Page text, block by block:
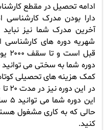
ادامه تحصیل در مقطع
دارا بودن مدرک کارشناسی
آخرین مدرک شما نیز
شهریه دوره های کارشناسی
قبل است و تا سقف ۲۰۰۰
دوره شما به سختی می توانید
کمک هزینه های تحصیلی
در این دوره نیز در مدت ۲۰ تا
این دوره شما می توانید ۵
حالی که به کاری مشغول
کنید.